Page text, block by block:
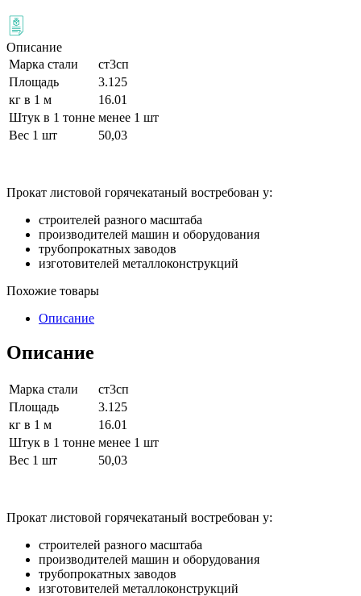
Описание
Марка стали
ст3сп
Площадь
3.125
кг в 1 м
16.01
Штук в 1 тонне менее 1 шт
Вес 1 шт
50,03
Прокат листовой горячекатаный востребован у:
строителей разного масштаба
производителей машин и оборудования
трубопрокатных заводов
изготовителей металлоконструкций
Похожие товары
Описание
Описание
Марка стали
ст3сп
Площадь
3.125
кг в 1 м
16.01
Штук в 1 тонне менее 1 шт
Вес 1 шт
50,03
Прокат листовой горячекатаный востребован у:
строителей разного масштаба
производителей машин и оборудования
трубопрокатных заводов
изготовителей металлоконструкций